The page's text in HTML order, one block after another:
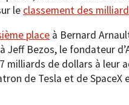
le classement des
place à Bernard
Jeff Bezos, le fondateur
milliards de dollars à leur
de Tesla et de